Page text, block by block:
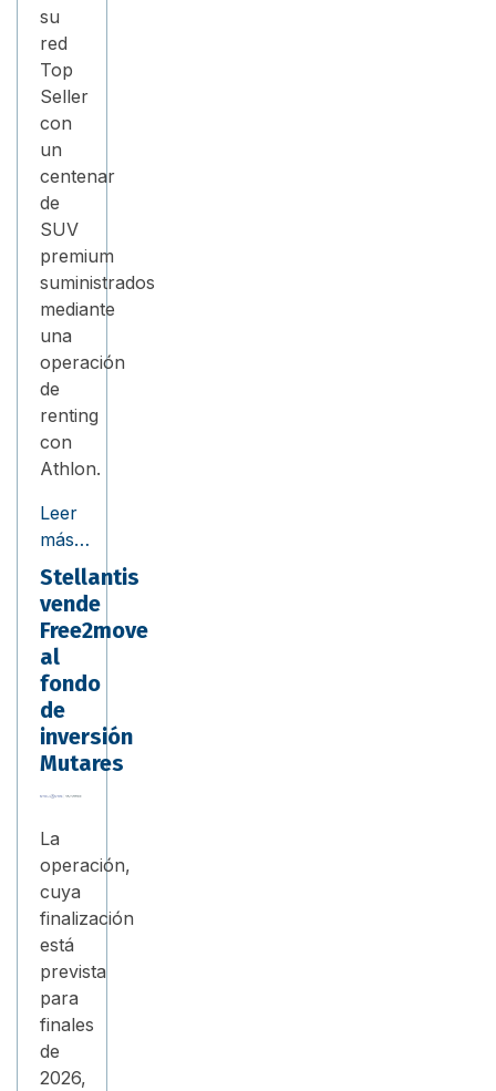
su
red
Top
Seller
con
un
centenar
de
SUV
premium
suministrados
mediante
una
operación
de
renting
con
Athlon.
Leer
más…
Stellantis
vende
Free2move
al
fondo
de
inversión
Mutares
La
operación,
cuya
finalización
está
prevista
para
finales
de
2026,